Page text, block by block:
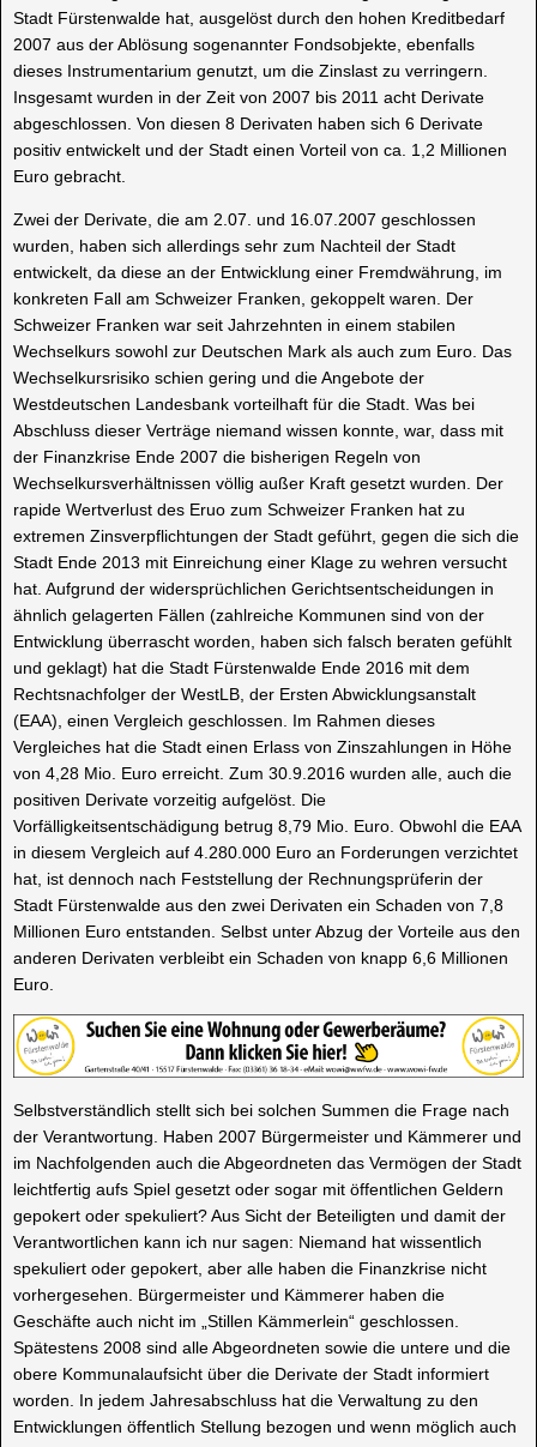
Stadt Fürstenwalde hat, ausgelöst durch den hohen Kreditbedarf
2007 aus der Ablösung sogenannter Fondsobjekte, ebenfalls
dieses Instrumentarium genutzt, um die Zinslast zu verringern.
Insgesamt wurden in der Zeit von 2007 bis 2011 acht Derivate
abgeschlossen. Von diesen 8 Derivaten haben sich 6 Derivate
positiv entwickelt und der Stadt einen Vorteil von ca. 1,2 Millionen
Euro gebracht.
Zwei der Derivate, die am 2.07. und 16.07.2007 geschlossen
wurden, haben sich allerdings sehr zum Nachteil der Stadt
entwickelt, da diese an der Entwicklung einer Fremdwährung, im
konkreten Fall am Schweizer Franken, gekoppelt waren. Der
Schweizer Franken war seit Jahrzehnten in einem stabilen
Wechselkurs sowohl zur Deutschen Mark als auch zum Euro. Das
Wechselkursrisiko schien gering und die Angebote der
Westdeutschen Landesbank vorteilhaft für die Stadt. Was bei
Abschluss dieser Verträge niemand wissen konnte, war, dass mit
der Finanzkrise Ende 2007 die bisherigen Regeln von
Wechselkursverhältnissen völlig außer Kraft gesetzt wurden. Der
rapide Wertverlust des Eruo zum Schweizer Franken hat zu
extremen Zinsverpflichtungen der Stadt geführt, gegen die sich die
Stadt Ende 2013 mit Einreichung einer Klage zu wehren versucht
hat. Aufgrund der widersprüchlichen Gerichtsentscheidungen in
ähnlich gelagerten Fällen (zahlreiche Kommunen sind von der
Entwicklung überrascht worden, haben sich falsch beraten gefühlt
und geklagt) hat die Stadt Fürstenwalde Ende 2016 mit dem
Rechtsnachfolger der WestLB, der Ersten Abwicklungsanstalt
(EAA), einen Vergleich geschlossen. Im Rahmen dieses
Vergleiches hat die Stadt einen Erlass von Zinszahlungen in Höhe
von 4,28 Mio. Euro erreicht. Zum 30.9.2016 wurden alle, auch die
positiven Derivate vorzeitig aufgelöst. Die
Vorfälligkeitsentschädigung betrug 8,79 Mio. Euro. Obwohl die EAA
in diesem Vergleich auf 4.280.000 Euro an Forderungen verzichtet
hat, ist dennoch nach Feststellung der Rechnungsprüferin der
Stadt Fürstenwalde aus den zwei Derivaten ein Schaden von 7,8
Millionen Euro entstanden. Selbst unter Abzug der Vorteile aus den
anderen Derivaten verbleibt ein Schaden von knapp 6,6 Millionen
Euro.
Selbstverständlich stellt sich bei solchen Summen die Frage nach
der Verantwortung. Haben 2007 Bürgermeister und Kämmerer und
im Nachfolgenden auch die Abgeordneten das Vermögen der Stadt
leichtfertig aufs Spiel gesetzt oder sogar mit öffentlichen Geldern
gepokert oder spekuliert? Aus Sicht der Beteiligten und damit der
Verantwortlichen kann ich nur sagen: Niemand hat wissentlich
spekuliert oder gepokert, aber alle haben die Finanzkrise nicht
vorhergesehen. Bürgermeister und Kämmerer haben die
Geschäfte auch nicht im „Stillen Kämmerlein“ geschlossen.
Spätestens 2008 sind alle Abgeordneten sowie die untere und die
obere Kommunalaufsicht über die Derivate der Stadt informiert
worden. In jedem Jahresabschluss hat die Verwaltung zu den
Entwicklungen öffentlich Stellung bezogen und wenn möglich auch